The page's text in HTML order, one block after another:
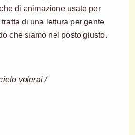
di animazione usate per
di una lettura per gente
che siamo nel posto giusto.
volerai /